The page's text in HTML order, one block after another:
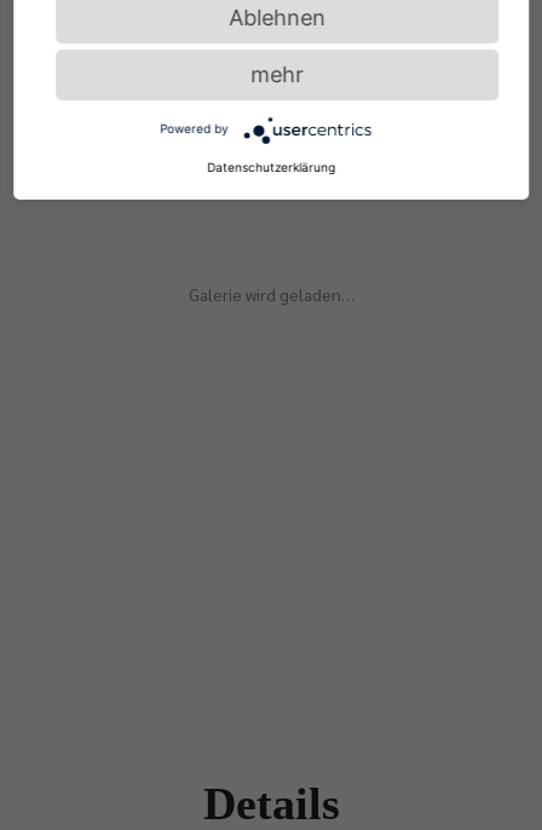
Living with our products
Galerie wird geladen…
Details
Ablehnen
mehr
Powered by
Datenschutzerklärung